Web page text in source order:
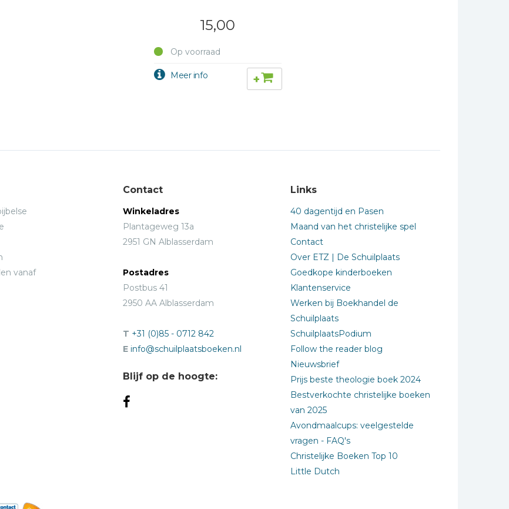
15,00
Op voorraad
+
vanaf
Contact
Winkeladres
Plantageweg 13a
2951 GN Alblasserdam
Postadres
Postbus 41
2950 AA Alblasserdam
T +31 (0)85 - 0712 842
E info@schuilplaatsboeken.nl
Blijf op de hoogte:
Links
40 dagentijd en Pasen
Maand van het christelijke spel
Contact
Over ETZ | De Schuilplaats
Goedkope kinderboeken
Klantenservice
Werken bij Boekhandel de
Schuilplaats
SchuilplaatsPodium
Follow the reader blog
Nieuwsbrief
Prijs beste theologie boek 2024
Bestverkochte christelijke boeken
van 2025
Avondmaalcups: veelgestelde
vragen - FAQ's
Christelijke Boeken Top 10
Little Dutch